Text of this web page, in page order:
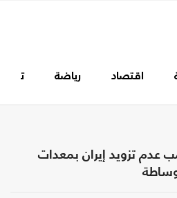
اقتصاد رياضة
عدم تزويد إيران بمعدات